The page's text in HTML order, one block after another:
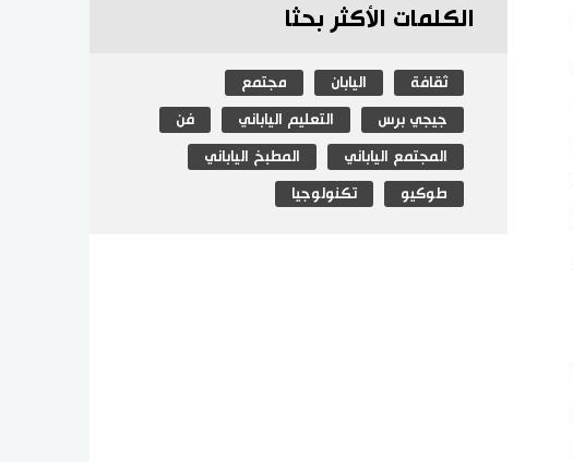
الكلمات الأكثر بحثا
ثقافة اليابان مجتمع
جيجي برس التعليم الياباني فن
المجتمع الياباني المطبخ الياباني
طوكيو تكنولوجيا